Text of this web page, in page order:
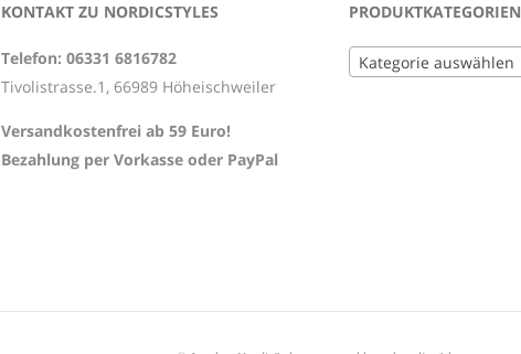
KONTAKT ZU NORDICSTYLES
Telefon: 06331 6816782
Tivolistrasse.1, 66989 Höheischweiler
Versandkostenfrei ab 59 Euro!
Bezahlung per Vorkasse oder PayPal
PRODUKTKATEGORIEN
Kategorie auswählen